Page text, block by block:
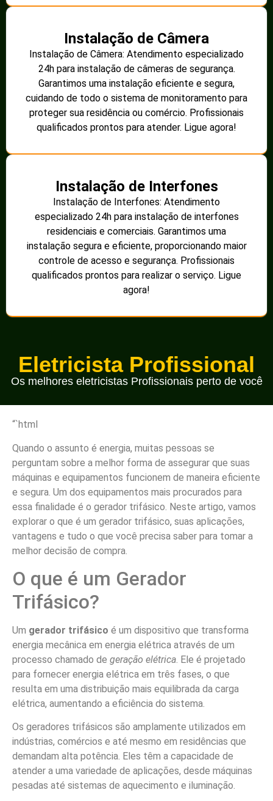
Instalação de Câmera
Instalação de Câmera: Atendimento especializado
24h para instalação de câmeras de segurança.
Garantimos uma instalação eficiente e segura,
cuidando de todo o sistema de monitoramento para
proteger sua residência ou comércio. Profissionais
qualificados prontos para atender. Ligue agora!
Instalação de Interfones
Instalação de Interfones: Atendimento
especializado 24h para instalação de interfones
residenciais e comerciais. Garantimos uma
instalação segura e eficiente, proporcionando maior
controle de acesso e segurança. Profissionais
qualificados prontos para realizar o serviço. Ligue
agora!
Eletricista Profissional
Os melhores eletricistas Profissionais perto de você
“`html
Quando o assunto é energia, muitas pessoas se
perguntam sobre a melhor forma de assegurar que suas
máquinas e equipamentos funcionem de maneira eficiente
e segura. Um dos equipamentos mais procurados para
essa finalidade é o gerador trifásico. Neste artigo, vamos
explorar o que é um gerador trifásico, suas aplicações,
vantagens e tudo o que você precisa saber para tomar a
melhor decisão de compra.
O que é um Gerador
Trifásico?
Um gerador trifásico é um dispositivo que transforma
energia mecânica em energia elétrica através de um
processo chamado de geração elétrica. Ele é projetado
para fornecer energia elétrica em três fases, o que
resulta em uma distribuição mais equilibrada da carga
elétrica, aumentando a eficiência do sistema.
Os geradores trifásicos são amplamente utilizados em
indústrias, comércios e até mesmo em residências que
demandam alta potência. Eles têm a capacidade de
atender a uma variedade de aplicações, desde máquinas
pesadas até sistemas de aquecimento e iluminação.